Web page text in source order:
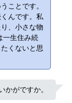
ことです。
んです。私
、小さな物
一生住み続
くないと思
かがですか。